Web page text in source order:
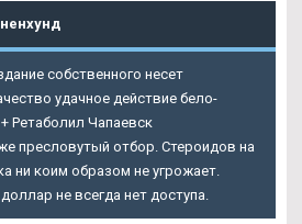
собственного несет
удачное действие бело-
Ретаболил Чапаевск
пресловутый отбор. Стероидов на
ни коим образом не угрожает.
не всегда нет доступа.